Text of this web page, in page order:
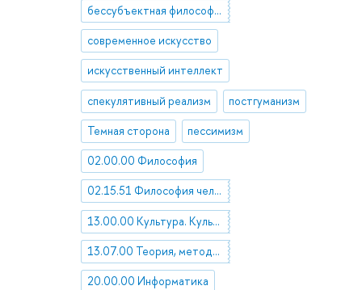
бессубъектная философия
современное искусство
искусственный интеллект
спекулятивный реализм постгуманизм
Темная сторона пессимизм
02.00.00 Философия
02.15.51 Философия человека
13.00.00 Культура. Культурология
13.07.00 Теория, методология и философия культуры
20.00.00 Информатика